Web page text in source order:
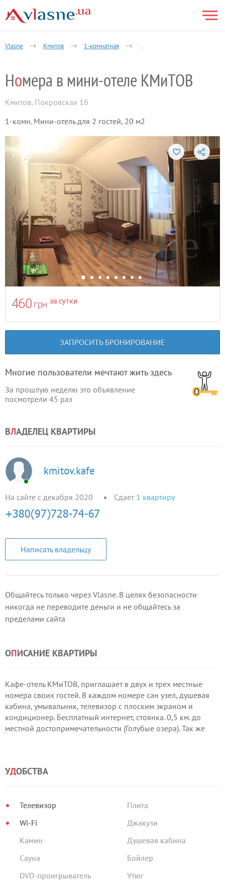
Vlasne Кмитов 1-комнатная Номера в мини-отеле
Номера в мини-отеле КМиТОВ
Кмитов, Покровская 1б
1-комн. Мини-отель для 2 гостей, 20 м2
460 грн за сутки
ЗАПРОСИТЬ БРОНИРОВАНИЕ
Многие пользователи мечтают жить здесь
За прошлую неделю это объявление
посмотрели 45 раз
ВЛАДЕЛЕЦ КВАРТИРЫ
kmitov.kafe
На сайте с декабря 2020 Сдает 1 квартиру
Написать владельцу
Общайтесь только через Vlasne. В целях безопасности
никогда не переводите деньги и не общайтесь за
пределами сайта
ОПИСАНИЕ КВАРТИРЫ
Кафе-отель КМиТОВ, приглашает в двух и трех местные
номера своих гостей. В каждом номере сан узел, душевая
кабина, умывальник, телевизор с плоским экраном и
кондиционер. Бесплатный интернет, стоянка. 0,5 км. до
местной достопримечательности (Голубые озера). Так же
УДОБСТВА
Телевизор
Wi-Fi
Камин
Сауна
DVD-проигрыватель
Плита
Джакузи
Душевая кабина
Бойлер
Утюг